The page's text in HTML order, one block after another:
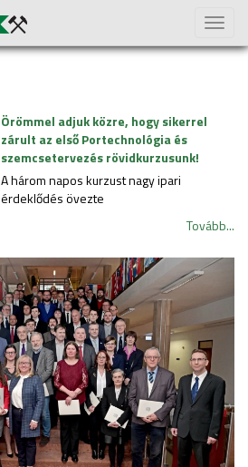
Toggle
Örömmel adjuk közre, hogy sikerrel
zárult az első Portechnológia és
szemcsetervezés rövidkurzusunk!
A három napos kurzust nagy ipari
érdeklődés övezte
Tovább...